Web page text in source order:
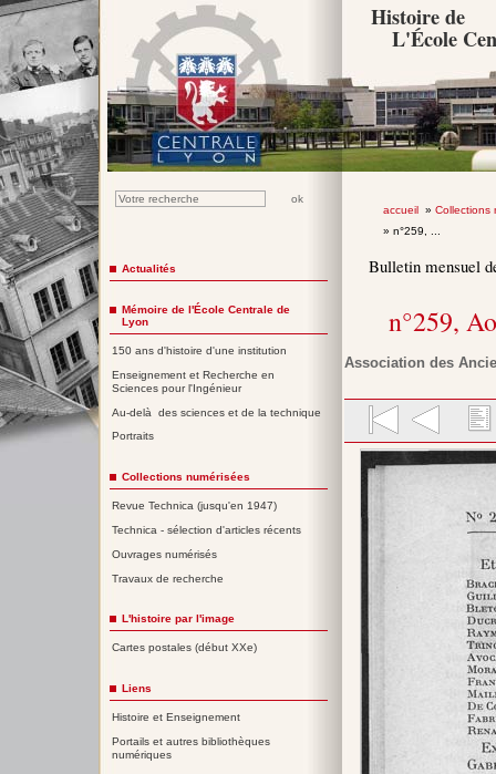
Histoire de
L'École
accueil» Collections
» n°259, ...
Bulletin mensuel
n°259,
Association des
Actualités
Mémoire de l'École Centrale de
Lyon
150 ans d'histoire d'une institution
Enseignement et Recherche en
Sciences pour l'Ingénieur
Au-delà des sciences et de la technique
Portraits
Collections numérisées
Revue Technica (jusqu'en 1947)
Technica - sélection d'articles récents
Ouvrages numérisés
Travaux de recherche
L'histoire par l'image
Cartes postales (début XXe)
Liens
Histoire et Enseignement
Portails et autres bibliothèques
numériques